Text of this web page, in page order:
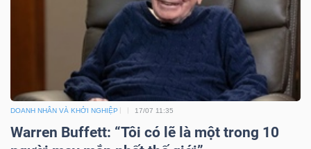
DOANH NHÂN VÀ KHỞI NGHIỆP 17/07 11:35
Warren Buffett: “Tôi có lẽ là một trong 10